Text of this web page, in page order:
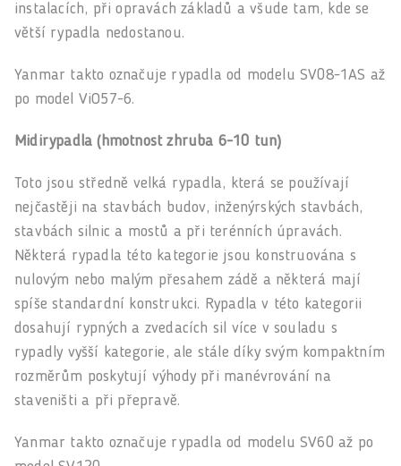
instalacích, při opravách základů a všude tam, kde se
větší rypadla nedostanou.
Yanmar takto označuje rypadla od modelu SV08-1AS až
po model ViO57-6.
Midirypadla (hmotnost zhruba 6-10 tun)
Toto jsou středně velká rypadla, která se používají
nejčastěji na stavbách budov, inženýrských stavbách,
stavbách silnic a mostů a při terénních úpravách.
Některá rypadla této kategorie jsou konstruována s
nulovým nebo malým přesahem zádě a některá mají
spíše standardní konstrukci. Rypadla v této kategorii
dosahují rypných a zvedacích sil více v souladu s
rypadly vyšší kategorie, ale stále díky svým kompaktním
rozměrům poskytují výhody při manévrování na
staveništi a při přepravě.
Yanmar takto označuje rypadla od modelu SV60 až po